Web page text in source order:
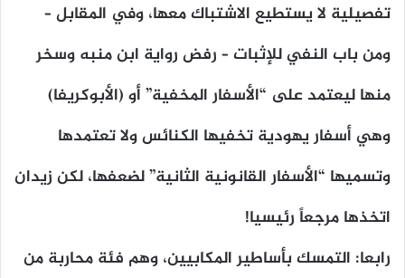
تفصيلية لا يستطيع الاشتباك معها، وفي المقابل –
ومن باب النفي للإثبات – رفض رواية ابن منبه وسخر
منها ليعتمد على “الأسفار المخفية” أو (الأبوكريفا)
وهي أسفار يهودية تخفيها الكنائس ولا تعتمدها
وتسميها “الأسفار القانونية الثانية” لضعفها، لكن زيدان
اتخذها مرجعاً رئيسيا!
رابعا: التمسك بأساطير المكابيين، وهم فئة محاربة من